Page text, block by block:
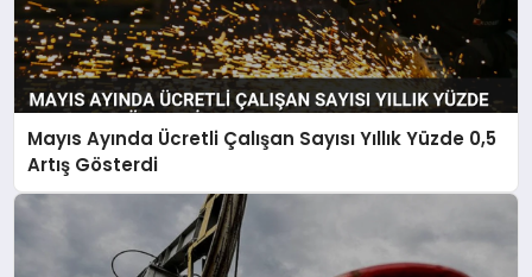
Mayıs Ayında Ücretli Çalışan Sayısı Yıllık Yüzde 0,5
Artış Gösterdi